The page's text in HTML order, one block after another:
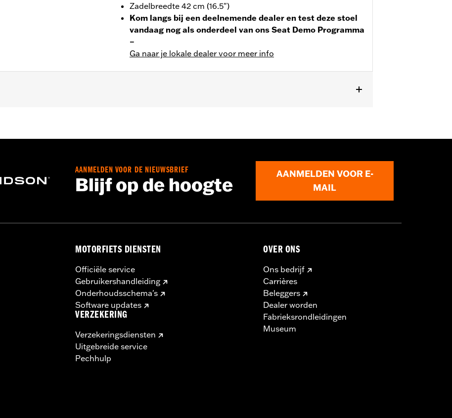
Zadelbreedte 42 cm (16.5")
Kom langs bij een deelnemende dealer en test deze stoel
vandaag nog als onderdeel van ons Seat Demo Programma
–
Ga naar je lokale dealer voor meer info
passagierszitje 12.5''.
alvorens de motorfiets te gebruiken. Als het slot niet verwijderd wordt, kan dat resulteren in
dood.
AANMELDEN VOOR DE NIEUWSBRIEF
Blijf op de hoogte
AANMELDEN VOOR E-
MAIL
MOTORFIETS DIENSTEN
Officiële service
Gebruikershandleiding
Onderhoudsschema's
Software updates
VERZEKERING
Verzekeringsdiensten
Uitgebreide service
Pechhulp
OVER ONS
Ons bedrijf
Carrières
Beleggers
Dealer worden
Fabrieksrondleidingen
Museum